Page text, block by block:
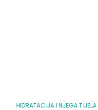
HIDRATACIJA I NJEGA TIJELA